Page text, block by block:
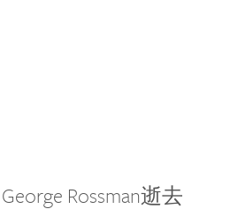
Rossman逝去